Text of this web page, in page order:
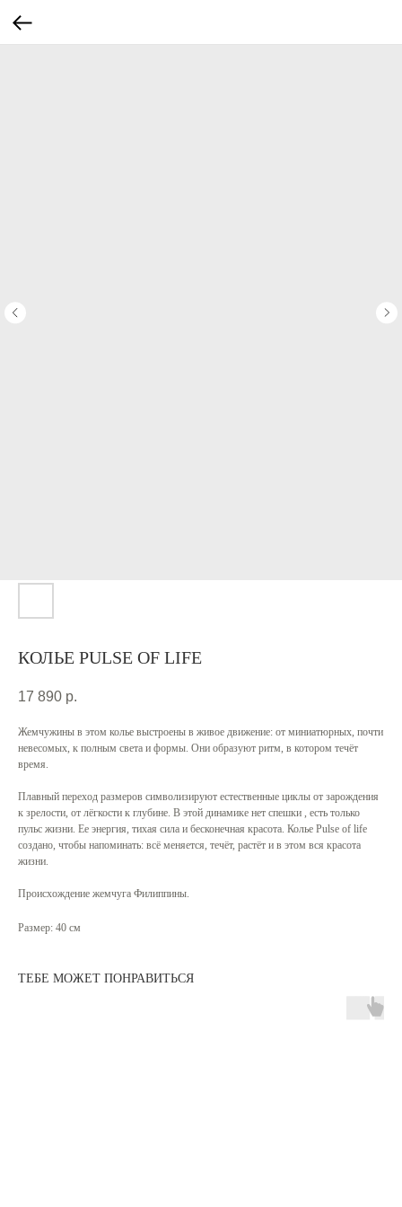
КОЛЬЕ PULSE OF LIFE
17 890 р.
Жемчужины в этом колье выстроены в живое движение: от миниатюрных, почти
невесомых, к полным света и формы. Они образуют ритм, в котором течёт
время.
Плавный переход размеров символизируют естественные циклы от зарождения
к зрелости, от лёгкости к глубине. В этой динамике нет спешки , есть только
пульс жизни. Ее энергия, тихая сила и бесконечная красота. Колье Pulse of life
создано, чтобы напоминать: всё меняется, течёт, растёт и в этом вся красота
жизни.
Происхождение жемчуга Филиппины.
Размер: 40 см
ТЕБЕ МОЖЕТ ПОНРАВИТЬСЯ